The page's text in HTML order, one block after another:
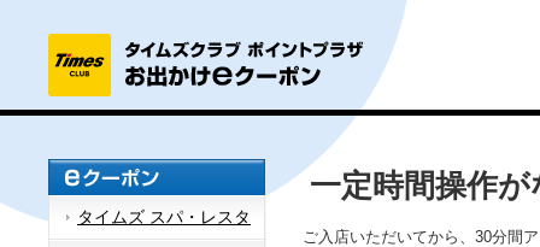
タイムズ スパ・レスタ
一定時間操作
ご入店いただいてから、30分間